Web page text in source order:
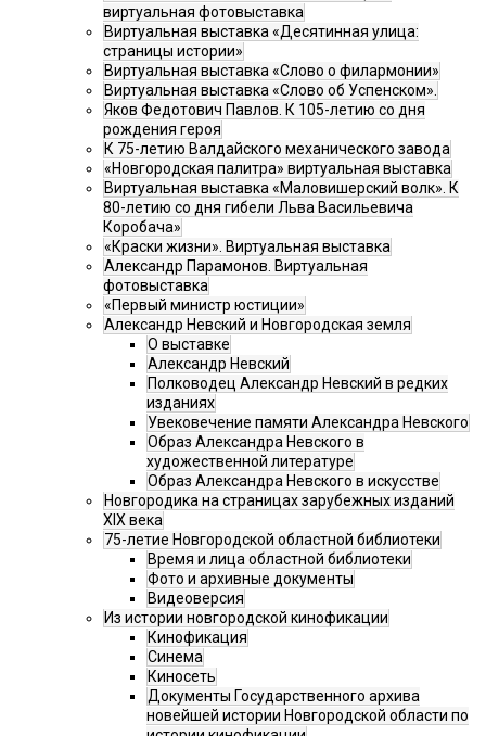
виртуальная фотовыставка
Виртуальная выставка «Десятинная улица:
страницы истории»
Виртуальная выставка «Слово о филармонии»
Виртуальная выставка «Слово об Успенском».
Яков Федотович Павлов. К 105-летию со дня
рождения героя
К 75-летию Валдайского механического завода
«Новгородская палитра» виртуальная выставка
Виртуальная выставка «Маловишерский волк». К
80-летию со дня гибели Льва Васильевича
Коробача»
«Краски жизни». Виртуальная выставка
Александр Парамонов. Виртуальная
фотовыставка
«Первый министр юстиции»
Александр Невский и Новгородская земля
О выставке
Александр Невский
Полководец Александр Невский в редких
изданиях
Увековечение памяти Александра Невского
Образ Александра Невского в
художественной литературе
Образ Александра Невского в искусстве
Новгородика на страницах зарубежных изданий
XIX века
75-летие Новгородской областной библиотеки
Время и лица областной библиотеки
Фото и архивные документы
Видеоверсия
Из истории новгородской кинофикации
Кинофикация
Синема
Киносеть
Документы Государственного архива
новейшей истории Новгородской области по